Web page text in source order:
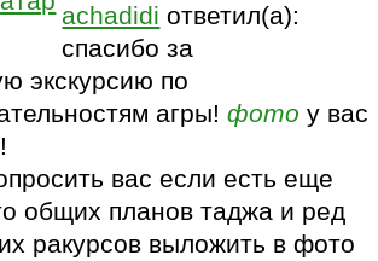
achadidi ответил(а):
спасибо за
экскурсию по
агры!фото у вас
вас если есть еще
общих планов таджа и ред
ракурсов выложить в фото